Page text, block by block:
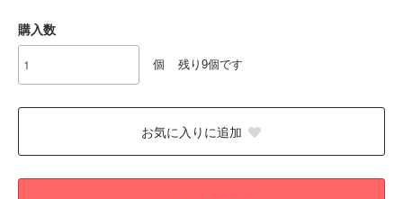
購入数
個 残り9個です
お気に入りに追加